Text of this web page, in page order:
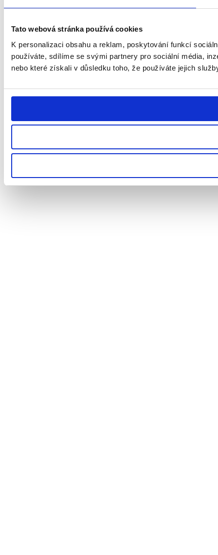
Tato webová stránka používá cookies
K personalizaci obsahu a reklam, poskytování funkcí
používáte, sdílíme se svými partnery pro sociální média,
nebo které získali v důsledku toho, že používáte jejich